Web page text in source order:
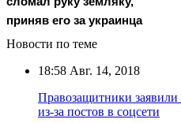
приняв его за украинца
Новости по теме
18:58 Авг. 14, 2018
Правозащитники заявили
из-за постов в соцсети